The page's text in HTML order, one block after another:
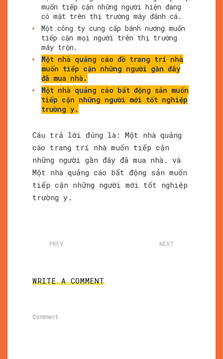
muốn tiếp cận những người hiện đang
có mặt trên thị trường máy đánh cá.
Một công ty cung cấp bánh nướng muốn
tiếp cận mọi người trên thị trường
máy trộn.
Một nhà quảng cáo đồ trang trí nhà
muốn tiếp cận những người gần đây
đã mua nhà.
Một nhà quảng cáo bất động sản muốn
tiếp cận những người mới tốt nghiệp
trường y.
Câu trả lời đúng là: Một nhà quảng
cáo trang trí nhà muốn tiếp cận
những người gần đây đã mua nhà. và
Một nhà quảng cáo bất động sản muốn
tiếp cận những người mới tốt nghiệp
trường y.
PREV NEXT
WRITE A COMMENT